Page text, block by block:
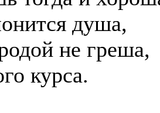
душа,
не греша,
курса.